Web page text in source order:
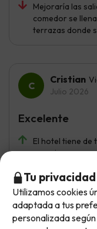
Mejoraría las
comedor se
terrazas donde
Cristian
Julio 2026
El hotel tiene de
vacaciones,
Preferiría que
lugar de barras
Excelente
No llegas
Este chollo ya ha
Tu
Utilizamos cookies
adaptada a tus
personalizada